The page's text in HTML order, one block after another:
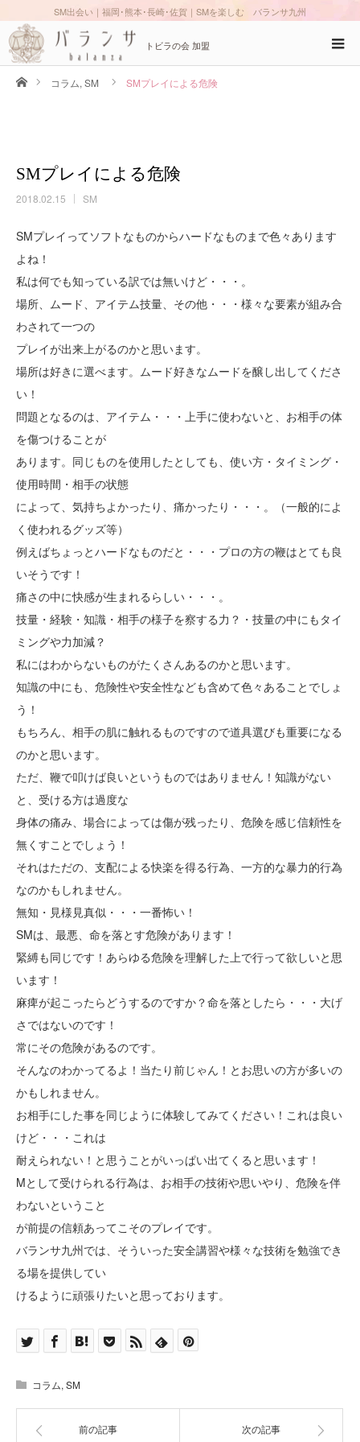
SM出会い｜福岡･熊本･長崎･佐賀｜SMを楽しむ バランサ九州
トビラの会 加盟
ホームコラム, SM SMプレイによる危険
SMプレイによる危険
2018.02.15 SM
SMプレイってソフトなものからハードなものまで色々あります
よね！
私は何でも知っている訳では無いけど・・・。
場所、ムード、アイテム技量、その他・・・様々な要素が組み合
わされて一つの
プレイが出来上がるのかと思います。
場所は好きに選べます。ムード好きなムードを醸し出してくださ
い！
問題となるのは、アイテム・・・上手に使わないと、お相手の体
を傷つけることが
あります。同じものを使用したとしても、使い方・タイミング・
使用時間・相手の状態
によって、気持ちよかったり、痛かったり・・・。（一般的によ
く使われるグッズ等）
例えばちょっとハードなものだと・・・プロの方の鞭はとても良
いそうです！
痛さの中に快感が生まれるらしい・・・。
技量・経験・知識・相手の様子を察する力？・技量の中にもタイ
ミングや力加減？
私にはわからないものがたくさんあるのかと思います。
知識の中にも、危険性や安全性なども含めて色々あることでしょ
う！
もちろん、相手の肌に触れるものですので道具選びも重要になる
のかと思います。
ただ、鞭で叩けば良いというものではありません！知識がない
と、受ける方は過度な
身体の痛み、場合によっては傷が残ったり、危険を感じ信頼性を
無くすことでしょう！
それはただの、支配による快楽を得る行為、一方的な暴力的行為
なのかもしれません。
無知・見様見真似・・・一番怖い！
SMは、最悪、命を落とす危険があります！
緊縛も同じです！あらゆる危険を理解した上で行って欲しいと思
います！
麻痺が起こったらどうするのですか？命を落としたら・・・大げ
さではないのです！
常にその危険があるのです。
そんなのわかってるよ！当たり前じゃん！とお思いの方が多いの
かもしれません。
お相手にした事を同じように体験してみてください！これは良い
けど・・・これは
耐えられない！と思うことがいっぱい出てくると思います！
Mとして受けられる行為は、お相手の技術や思いやり、危険を伴
わないということ
が前提の信頼あってこそのプレイです。
バランサ九州では、そういった安全講習や様々な技術を勉強でき
る場を提供してい
けるように頑張りたいと思っております。
コラム, SM
前の記事 次の記事